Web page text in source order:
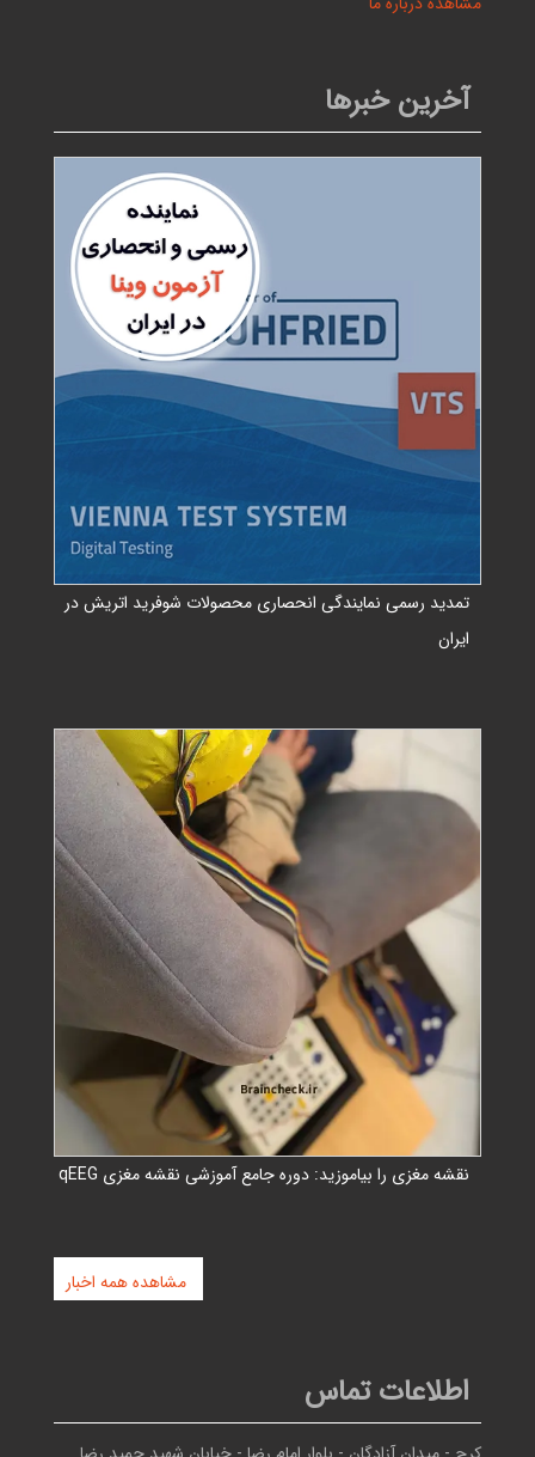
آخرین خبرها
تمدید رسمی نمایندگی انحصاری محصولات شوفرید اتریش در
ایران
نقشه مغزی را بیاموزید: دوره جامع آموزشی نقشه مغزی qEEG
اطلاعات تماس